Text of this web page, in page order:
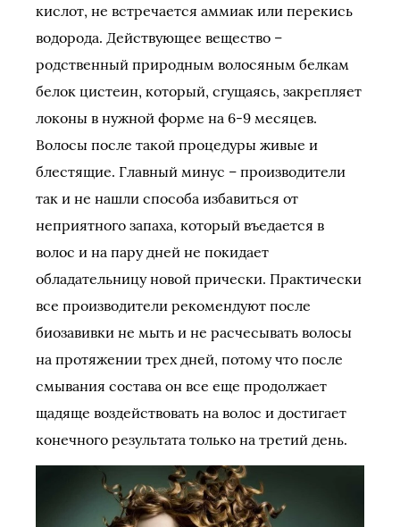
кислот, не встречается аммиак или перекись
водорода. Действующее вещество –
родственный природным волосяным белкам
белок цистеин, который, сгущаясь, закрепляет
локоны в нужной форме на 6-9 месяцев.
Волосы после такой процедуры живые и
блестящие. Главный минус – производители
так и не нашли способа избавиться от
неприятного запаха, который въедается в
волос и на пару дней не покидает
обладательницу новой прически. Практически
все производители рекомендуют после
биозавивки не мыть и не расчесывать волосы
на протяжении трех дней, потому что после
смывания состава он все еще продолжает
щадяще воздействовать на волос и достигает
конечного результата только на третий день.